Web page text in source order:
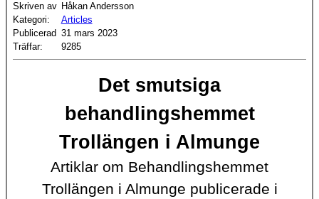
Skriven av Håkan Andersson
Kategori:
Articles
Publicerad 31 mars 2023
Träffar:
9285
Det smutsiga
behandlingshemmet
Trollängen i Almunge
Artiklar om Behandlingshemmet
Trollängen i Almunge publicerade i